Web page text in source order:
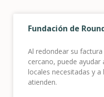
Fundación de
Al redondear su
cercano, puede
locales necesitadas y
atienden.